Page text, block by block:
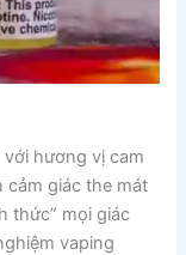
với hương vị cam
cảm giác the mát
thức” mọi giác
vaping